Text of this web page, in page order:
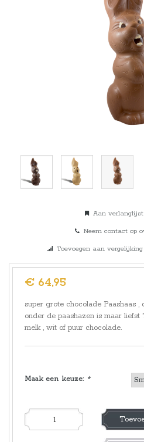
Aan verlanglijst
Neem contact op
Toevoegen aan vergelijking
€ 64,95
super grote chocolade Paashaas ,
onder de paashazen is maar
melk , wit of puur chocolade.
Maak een keuze: *